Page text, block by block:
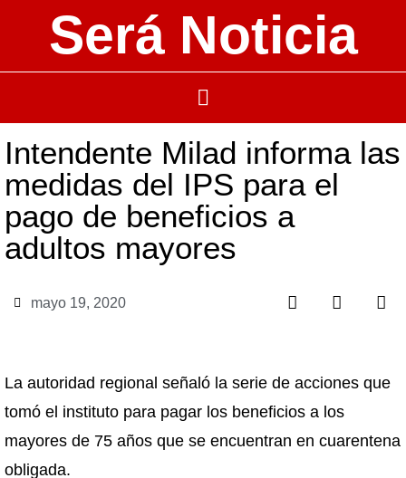
Será Noticia
Intendente Milad informa las
medidas del IPS para el
pago de beneficios a
adultos mayores
mayo 19, 2020
La autoridad regional señaló la serie de acciones que
tomó el instituto para pagar los beneficios a los
mayores de 75 años que se encuentran en cuarentena
obligada.